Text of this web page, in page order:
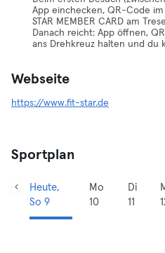
App einchecken, QR-Code im
STAR MEMBER CARD am
Danach reicht: App öffnen,
ans Drehkreuz halten und du
Webseite
https://www.fit-star.de
Sportplan
Heute,
So 9
Mo
10
Di
11